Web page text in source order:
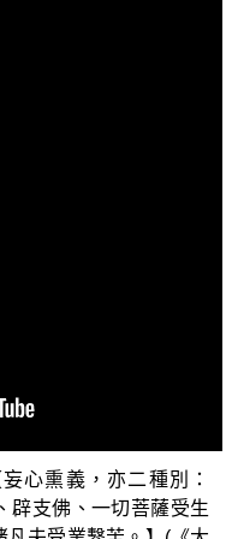
染法的妄心熏義」是怎
心熏義，亦二種別：
辟支佛、一切菩薩受生